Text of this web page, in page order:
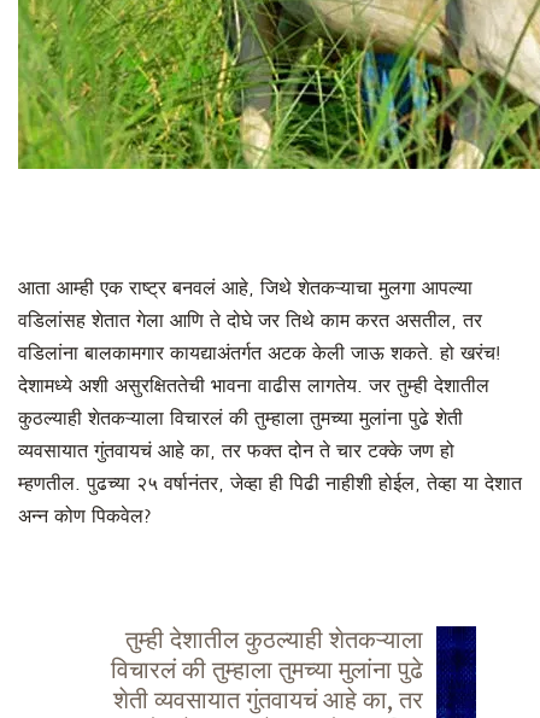
आता आम्ही एक राष्ट्र बनवलं आहे, जिथे शेतकऱ्याचा मुलगा आपल्या
वडिलांसह शेतात गेला आणि ते दोघे जर तिथे काम करत असतील, तर
वडिलांना बालकामगार कायद्याअंतर्गत अटक केली जाऊ शकते. हो खरंच!
देशामध्ये अशी असुरक्षिततेची भावना वाढीस लागतेय. जर तुम्ही देशातील
कुठल्याही शेतकऱ्याला विचारलं की तुम्हाला तुमच्या मुलांना पुढे शेती
व्यवसायात गुंतवायचं आहे का, तर फक्त दोन ते चार टक्के जण हो
म्हणतील. पुढच्या २५ वर्षानंतर, जेव्हा ही पिढी नाहीशी होईल, तेव्हा या देशात
अन्न कोण पिकवेल?
तुम्ही देशातील कुठल्याही शेतकऱ्याला
विचारलं की तुम्हाला तुमच्या मुलांना पुढे
शेती व्यवसायात गुंतवायचं आहे का, तर